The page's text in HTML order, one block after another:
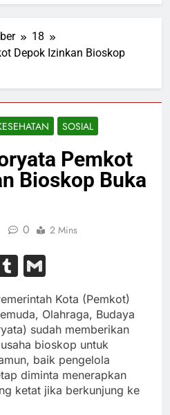
18
Depok Izinkan Bioskop
SOSIAL
Pemkot
Bioskop Buka
0 2 Mins
Tumblr
Kota (Pemkot)
Olahraga, Budaya
sudah memberikan
bioskop untuk
baik pengelola
diminta menerapkan
ketat jika berkunjung ke